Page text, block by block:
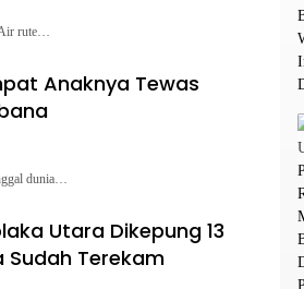
Air rute…
Anaknya Tewas
dunia…
Utara Dikepung 13
Sudah Terekam